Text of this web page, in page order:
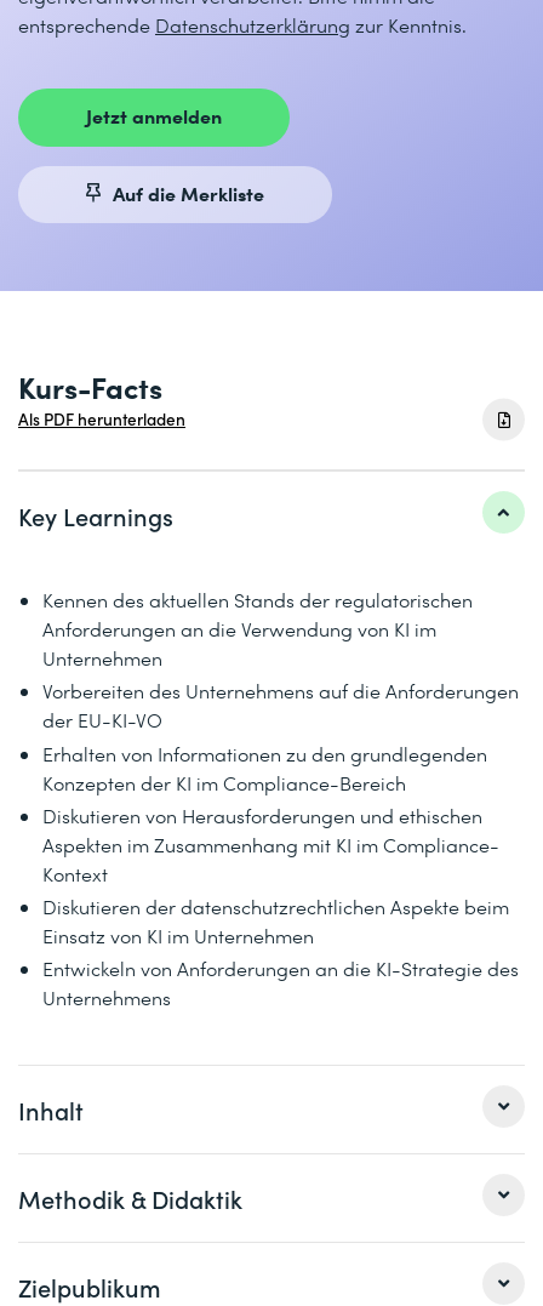
entsprechende Datenschutzerklärung zur Kenntnis.
Jetzt anmelden
Auf die Merkliste
Kurs-Facts
Als PDF herunterladen
Key Learnings
Kennen des aktuellen Stands der regulatorischen
Anforderungen an die Verwendung von KI im
Unternehmen
Vorbereiten des Unternehmens auf die Anforderungen
der EU-KI-VO
Erhalten von Informationen zu den grundlegenden
Konzepten der KI im Compliance-Bereich
Diskutieren von Herausforderungen und ethischen
Aspekten im Zusammenhang mit KI im Compliance-
Kontext
Diskutieren der datenschutzrechtlichen Aspekte beim
Einsatz von KI im Unternehmen
Entwickeln von Anforderungen an die KI-Strategie des
Unternehmens
Inhalt
Obwohl sich dieser Kurs primär an Teilnehmende aus
Methodik & Didaktik
Du erhältst einen Einblick in die neuen Regelungen der
Zielpublikum